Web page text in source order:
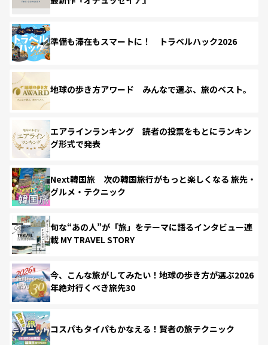
準備も滞在もスマートに！ トラベルハック2026
地球の歩き方アワード みんなで選ぶ、旅のベスト。
エアラインランキング 読者の投票をもとにランキン
グ形式で発表
Next韓国旅 次の韓国旅行がもっと楽しくなる 旅先・
グルメ・テクニック
旬な“あの人”が「旅」をテーマに語るインタビュー連
載 MY TRAVEL STORY
今、こんな旅がしてみたい！地球の歩き方が選ぶ2026
年絶対行くべき旅先30
コスパもタイパもかなえる！賢者の旅テクニック